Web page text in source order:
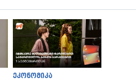
ეკონომიკა